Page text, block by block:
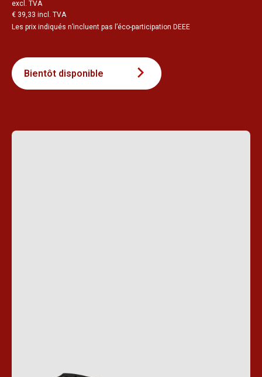
excl. TVA
€ 39,33 incl. TVA
Les prix indiqués n’incluent pas l’éco-participation DEEE
Bientôt disponible